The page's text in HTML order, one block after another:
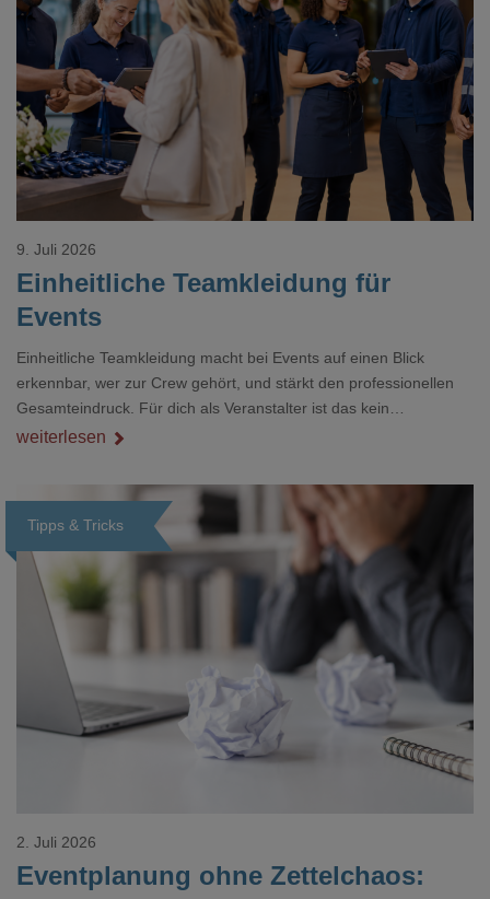
Loading...
Einheitliche Teamkleidung für
Events
9. Juli 2026
Einheitliche Teamkleidung macht bei Events auf einen Blick
erkennbar, wer zur Crew gehört, und stärkt den professionellen
Gesamteindruck. Für dich als Veranstalter ist das kein
Nebenthema: Bei Textilien mit Stickerei oder mehreren
weiterlesen
Tipps & Tricks
Loading...
Eventplanung ohne Zettelchaos:
2. Juli 2026